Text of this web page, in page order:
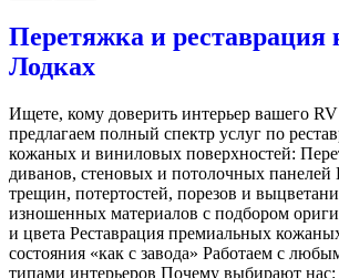
Перетяжка и реставрация
Лодках
Ищете, кому доверить интерьер вашего
предлагаем полный спектр услуг по
кожаных и виниловых поверхностей:
диванов, стеновых и потолочных панелей
трещин, потертостей, порезов и
изношенных материалов с подбором
и цвета Реставрация премиальных
состояния «как с завода» Работаем с
типами интерьеров Почему выбирают нас: